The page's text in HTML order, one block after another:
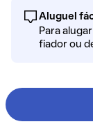
Aluguel
Para
fiador ou